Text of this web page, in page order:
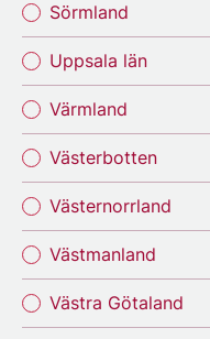
Sörmland
Uppsala län
Värmland
Västerbotten
Västernorrland
Västmanland
Västra Götaland